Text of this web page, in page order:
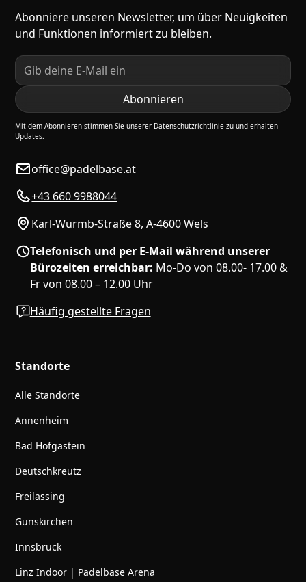
Abonniere unseren Newsletter, um über Neuigkeiten
und Funktionen informiert zu bleiben.
Mit dem Abonnieren stimmen Sie unserer Datenschutzrichtlinie zu und erhalten
Updates.
office@padelbase.at
+43 660 9988044
Karl-Wurmb-Straße 8, A-4600 Wels
Telefonisch und per E-Mail während unserer
Bürozeiten erreichbar: Mo-Do von 08.00- 17.00 &
Fr von 08.00 – 12.00 Uhr
Häufig gestellte Fragen
Standorte
Alle Standorte
Annenheim
Bad Hofgastein
Deutschkreutz
Freilassing
Gunskirchen
Innsbruck
Linz Indoor | Padelbase Arena